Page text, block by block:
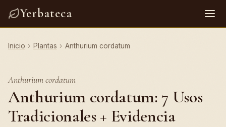
Yerbateca
Inicio › Plantas › Anthurium cordatum
Anthurium cordatum
Anthurium cordatum: 7 Usos
Tradicionales + Evidencia